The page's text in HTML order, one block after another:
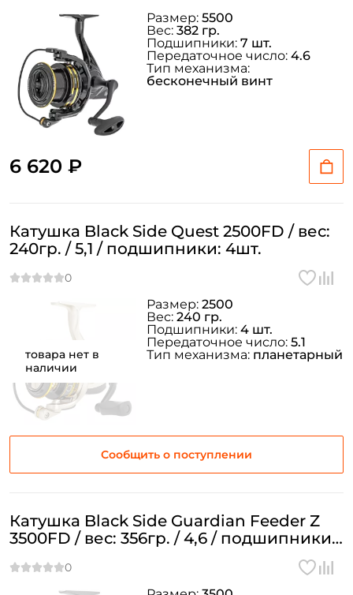
6 620 ₽
Размер: 5500
Вес: 382 гр.
Подшипники: 7 шт.
Передаточное число: 4.6
Тип механизма:
бесконечный винт
товара нет в
наличии
Катушка Black Side Quest 2500FD / вес:
240гр. / 5,1 / подшипники: 4шт.
Сообщить о поступлении
Размер: 2500
Вес: 240 гр.
Подшипники: 4 шт.
Передаточное число: 5.1
Тип механизма: планетарный
Катушка Black Side Guardian Feeder Z
3500FD / вес: 356гр. / 4,6 / подшипники: